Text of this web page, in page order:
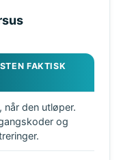
FAKTISK
når den utløper.
og